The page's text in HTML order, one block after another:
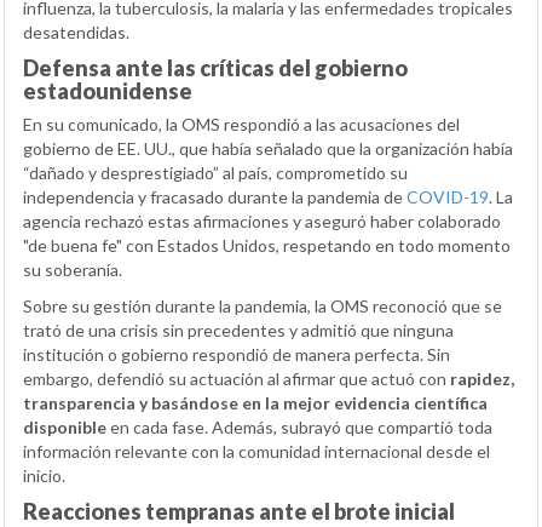
influenza, la tuberculosis, la malaria y las enfermedades tropicales
desatendidas.
Defensa ante las críticas del gobierno
estadounidense
En su comunicado, la OMS respondió a las acusaciones del
gobierno de EE. UU., que había señalado que la organización había
“dañado y desprestigiado” al país, comprometido su
independencia y fracasado durante la pandemia deCOVID-19. La
agencia rechazó estas afirmaciones y aseguró haber colaborado
"de buena fe" con Estados Unidos, respetando en todo momento
su soberanía.
Sobre su gestión durante la pandemia, la OMS reconoció que se
trató de una crisis sin precedentes y admitió que ninguna
institución o gobierno respondió de manera perfecta. Sin
embargo, defendió su actuación al afirmar que actuó con rapidez,
transparencia y basándose en la mejor evidencia científica
disponibleen cada fase. Además, subrayó que compartió toda
información relevante con la comunidad internacional desde el
inicio.
Reacciones tempranas ante el brote inicial